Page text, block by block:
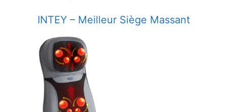
​INTEY – Meilleur Siège Massant